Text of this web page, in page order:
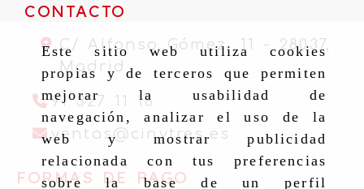
Este sitio web utiliza cookies
propias y de terceros que permiten
mejorar la usabilidad de
navegación, analizar el uso de la
web y mostrar publicidad
relacionada con tus preferencias
sobre la base de un perfil
CONTACTO
C/ Alfonso Gómez, 11 - 28037,
Madrid
91 327 11 16
ventas cinytres.es ventas
FORMAS DE PAGO